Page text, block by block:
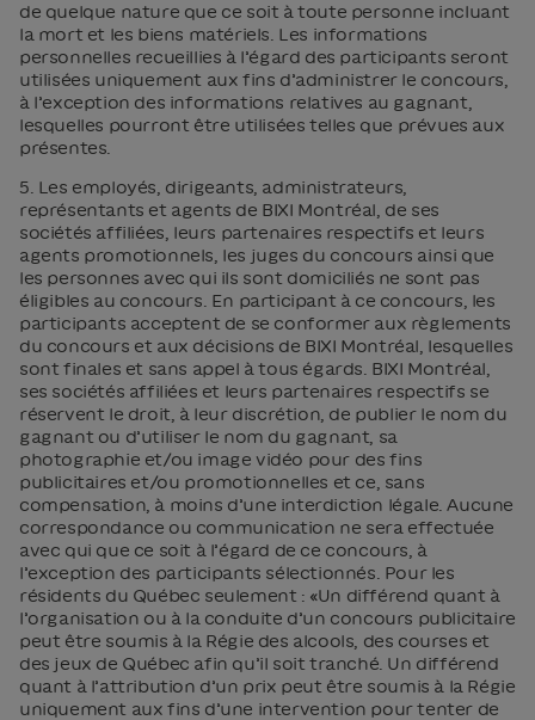
de quelque nature que ce soit à toute personne incluant
la mort et les biens matériels. Les informations
personnelles recueillies à l’égard des participants seront
utilisées uniquement aux fins d’administrer le concours,
à l’exception des informations relatives au gagnant,
lesquelles pourront être utilisées telles que prévues aux
présentes.
5. Les employés, dirigeants, administrateurs,
représentants et agents de BIXI Montréal, de ses
sociétés affiliées, leurs partenaires respectifs et leurs
agents promotionnels, les juges du concours ainsi que
les personnes avec qui ils sont domiciliés ne sont pas
éligibles au concours. En participant à ce concours, les
participants acceptent de se conformer aux règlements
du concours et aux décisions de BIXI Montréal, lesquelles
sont finales et sans appel à tous égards. BIXI Montréal,
ses sociétés affiliées et leurs partenaires respectifs se
réservent le droit, à leur discrétion, de publier le nom du
gagnant ou d’utiliser le nom du gagnant, sa
photographie et/ou image vidéo pour des fins
publicitaires et/ou promotionnelles et ce, sans
compensation, à moins d’une interdiction légale. Aucune
correspondance ou communication ne sera effectuée
avec qui que ce soit à l’égard de ce concours, à
l’exception des participants sélectionnés. Pour les
résidents du Québec seulement : «Un différend quant à
l’organisation ou à la conduite d’un concours publicitaire
peut être soumis à la Régie des alcools, des courses et
des jeux de Québec afin qu’il soit tranché. Un différend
quant à l’attribution d’un prix peut être soumis à la Régie
uniquement aux fins d’une intervention pour tenter de